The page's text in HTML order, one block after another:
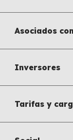
Asociados
Inversores
Tarifas y